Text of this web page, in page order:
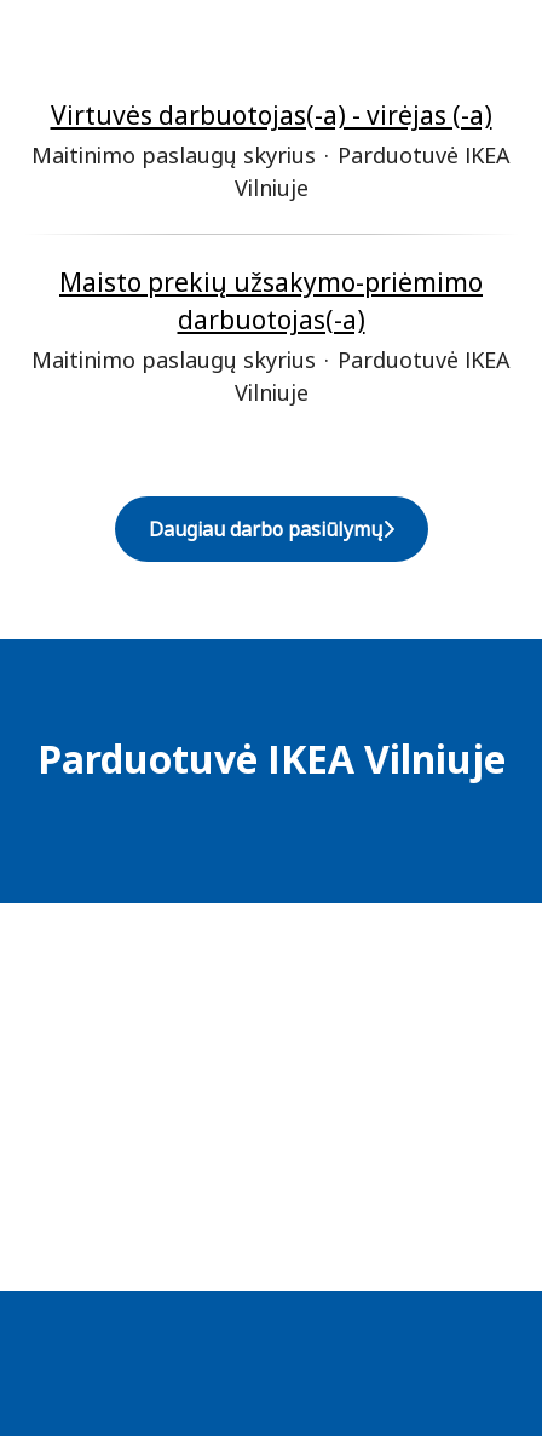
Virtuvės darbuotojas(-a) - virėjas (-a)
Maitinimo paslaugų skyrius · Parduotuvė IKEA
Vilniuje
Maisto prekių užsakymo-priėmimo
darbuotojas(-a)
Maitinimo paslaugų skyrius · Parduotuvė IKEA
Vilniuje
Daugiau darbo pasiūlymų
Parduotuvė IKEA Vilniuje